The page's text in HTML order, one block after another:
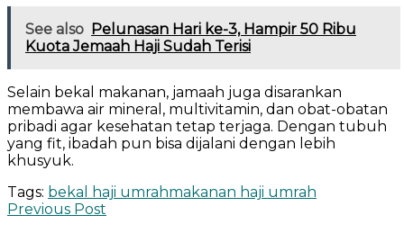
See also Pelunasan Hari ke-3, Hampir 50 Ribu
Kuota Jemaah Haji Sudah Terisi
Selain bekal makanan, jamaah juga disarankan
membawa air mineral, multivitamin, dan obat-obatan
pribadi agar kesehatan tetap terjaga. Dengan tubuh
yang fit, ibadah pun bisa dijalani dengan lebih
khusyuk.
Tags: bekal haji umrahmakanan haji umrah
Previous Post